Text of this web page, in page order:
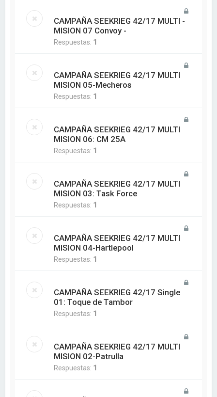
CAMPAÑA SEEKRIEG 42/17 MULTI -
MISION 07 Convoy -
Respuestas: 1
CAMPAÑA SEEKRIEG 42/17 MULTI
MISION 05-Mecheros
Respuestas: 1
CAMPAÑA SEEKRIEG 42/17 MULTI
MISION 06: CM 25A
Respuestas: 1
CAMPAÑA SEEKRIEG 42/17 MULTI
MISION 03: Task Force
Respuestas: 1
CAMPAÑA SEEKRIEG 42/17 MULTI
MISION 04-Hartlepool
Respuestas: 1
CAMPAÑA SEEKRIEG 42/17 Single
01: Toque de Tambor
Respuestas: 1
CAMPAÑA SEEKRIEG 42/17 MULTI
MISION 02-Patrulla
Respuestas: 1